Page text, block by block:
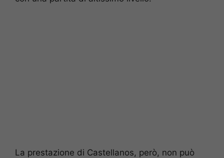
La prestazione di Castellanos, però, non può